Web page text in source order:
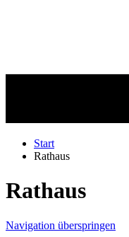
Start
Rathaus
Rathaus
Navigation überspringen